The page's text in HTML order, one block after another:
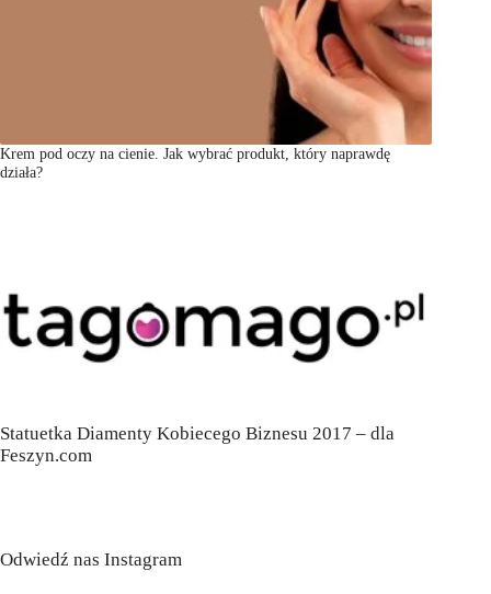
Krem pod oczy na cienie. Jak wybrać produkt, który naprawdę
działa?
Statuetka Diamenty Kobiecego Biznesu 2017 – dla
Feszyn.com
Odwiedź nas Instagram